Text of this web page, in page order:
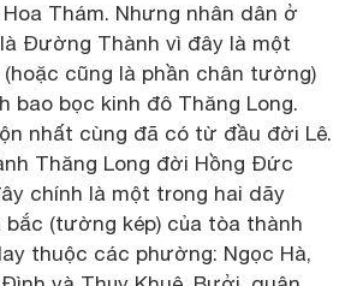
Thám. Nhưng nhân dân ở
Đường Thành vì đây là một
cũng là phần chân tường)
bao bọc kinh đô Thăng Long.
nhất cùng đã có từ đầu đời Lê.
Thăng Long đời Hồng Đức
chính là một trong hai dãy
(tường kép) của tòa thành
thuộc các phường: Ngọc Hà,